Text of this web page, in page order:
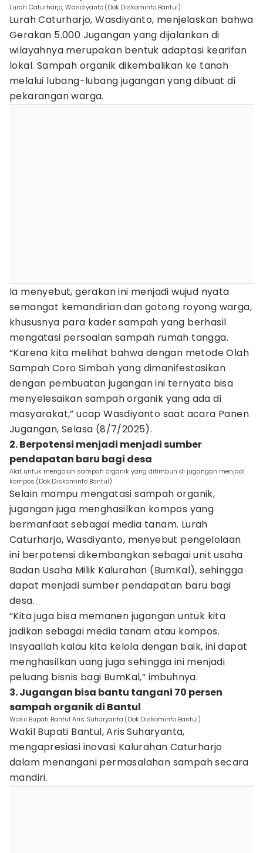
Lurah Caturharjo, Wasdiyanto.(Dok.Diskominfo Bantul)
Lurah Caturharjo, Wasdiyanto, menjelaskan bahwa
Gerakan 5.000 Jugangan yang dijalankan di
wilayahnya merupakan bentuk adaptasi kearifan
lokal. Sampah organik dikembalikan ke tanah
melalui lubang-lubang jugangan yang dibuat di
pekarangan warga.
Ia menyebut, gerakan ini menjadi wujud nyata
semangat kemandirian dan gotong royong warga,
khususnya para kader sampah yang berhasil
mengatasi persoalan sampah rumah tangga.
“Karena kita melihat bahwa dengan metode Olah
Sampah Coro Simbah yang dimanifestasikan
dengan pembuatan jugangan ini ternyata bisa
menyelesaikan sampah organik yang ada di
masyarakat,” ucap Wasdiyanto saat acara Panen
Jugangan, Selasa (8/7/2025).
2. Berpotensi menjadi menjadi sumber
pendapatan baru bagi desa
Alat untuk mengolah sampah organik yang ditimbun di jugangan menjadi
kompos.(Dok.Diskominfo Bantul)
Selain mampu mengatasi sampah organik,
jugangan juga menghasilkan kompos yang
bermanfaat sebagai media tanam. Lurah
Caturharjo, Wasdiyanto, menyebut pengelolaan
ini berpotensi dikembangkan sebagai unit usaha
Badan Usaha Milik Kalurahan (BumKal), sehingga
dapat menjadi sumber pendapatan baru bagi
desa.
“Kita juga bisa memanen jugangan untuk kita
jadikan sebagai media tanam atau kompos.
Insyaallah kalau kita kelola dengan baik, ini dapat
menghasilkan uang juga sehingga ini menjadi
peluang bisnis bagi BumKal,” imbuhnya.
3. Jugangan bisa bantu tangani 70 persen
sampah organik di Bantul
Wakil Bupati Bantul Aris Suharyanta.(Dok.Diskominfo Bantul)
Wakil Bupati Bantul, Aris Suharyanta,
mengapresiasi inovasi Kalurahan Caturharjo
dalam menangani permasalahan sampah secara
mandiri.